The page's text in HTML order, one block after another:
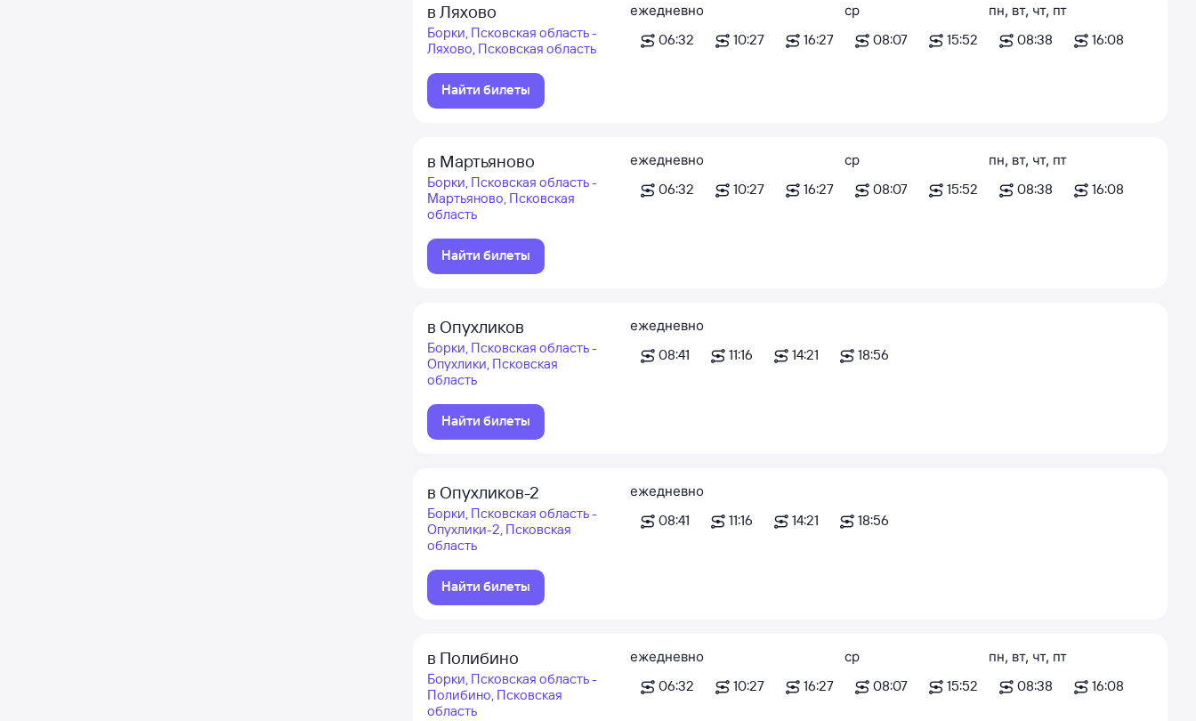
в Ляхово
Борки, Псковская область -
Ляхово, Псковская область
Найти билеты
ежедневно
06:32
10:27 16:27
ср
08:07
15:52
пн, вт, чт, пт
08:38
16:08
в Мартьяново
Борки, Псковская область -
Мартьяново, Псковская
область
Найти билеты
ежедневно
06:32
10:27 16:27
ср
08:07
15:52
пн, вт, чт, пт
08:38
16:08
в Опухликов
Борки, Псковская область -
Опухлики, Псковская
область
Найти билеты
ежедневно
08:41
11:16 14:21 18:56
в Опухликов-2
Борки, Псковская область -
Опухлики-2, Псковская
область
Найти билеты
ежедневно
08:41
11:16 14:21 18:56
в Полибино
Борки, Псковская область -
Полибино, Псковская
область
ежедневно
06:32
10:27 16:27
ср
08:07
15:52
пн, вт, чт, пт
08:38
16:08